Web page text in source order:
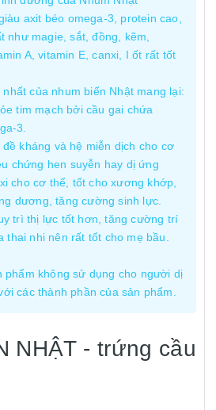
axit béo omega-3, protein cao,
như magie, sắt, đồng, kẽm,
A, vitamin E, canxi, I ốt rất tốt
của nhum biển Nhật mang lại:
tim mạch bởi cầu gai chứa
3.
kháng và hệ miễn dịch cho cơ
chứng hen suyễn hay dị ứng
cho cơ thể, tốt cho xương khớp,
dương, tăng cường sinh lực.
trì thị lực tốt hơn, tăng cường trí
thai nhi nên rất tốt cho mẹ bầu.
phẩm không sử dụng cho người dị
các thành phần của sản phẩm.
NHẬT - trứng cầu